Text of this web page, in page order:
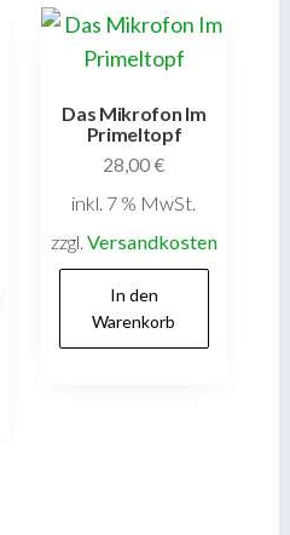
Das Mikrofon Im
Primeltopf
28,00€
inkl. 7 % MwSt.
zzgl. Versandkosten
In den
Warenkorb